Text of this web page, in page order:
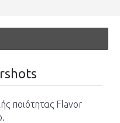
ποιότητας Flavor